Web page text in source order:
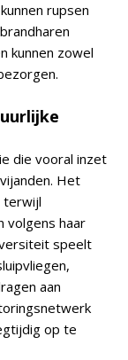
rupsen
kunnen zowel
die vooral inzet
Het
terwijl
volgens haar
speelt
aan
op te